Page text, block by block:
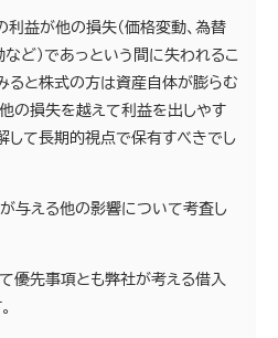
利益が他の損失（価格変動、為替
など）であっという間に失われるこ
ると株式の方は資産自体が膨らむ
の損失を越えて利益を出しやす
して長期的視点で保有すべきでし
与える他の影響について考査し
優先事項とも弊社が考える借入